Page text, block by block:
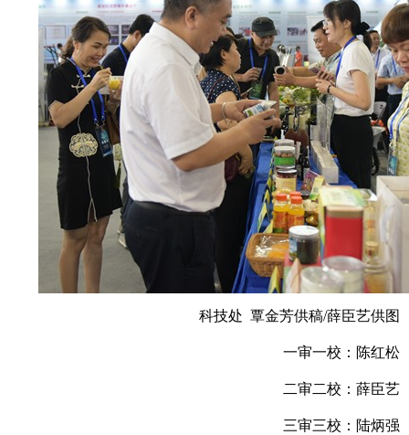
科技处 覃金芳供稿/薛臣艺供图
一审一校：陈红松
二审二校：薛臣艺
三审三校：陆炳强